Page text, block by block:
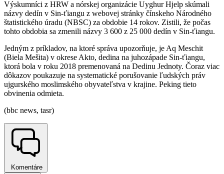
Výskumníci z HRW a nórskej organizácie Uyghur Hjelp skúmali
názvy dedín v Sin-ťiangu z webovej stránky čínskeho Národného
štatistického úradu (NBSC) za obdobie 14 rokov. Zistili, že počas
tohto obdobia sa zmenili názvy 3 600 z 25 000 dedín v Sin-ťiangu.
Jedným z príkladov, na ktoré správa upozorňuje, je Aq Meschit
(Biela Mešita) v okrese Akto, dedina na juhozápade Sin-ťiangu,
ktorá bola v roku 2018 premenovaná na Dedinu Jednoty. Čoraz viac
dôkazov poukazuje na systematické porušovanie ľudských práv
ujgurského moslimského obyvateľstva v krajine. Peking tieto
obvinenia odmieta.
(bbc news, tasr)
Komentáre